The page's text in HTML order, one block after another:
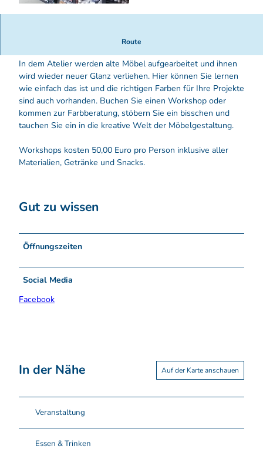
o
c
k
F
o
n
a
N
u
m
a
n
Route
Atelier für Mineral-, Milch- und Kreidefarben zum
In dem Atelier werden alte Möbel aufgearbeitet und ihnen
wird wieder neuer Glanz verliehen. Hier können Sie lernen
wie einfach das ist und die richtigen Farben für Ihre Projekte
sind auch vorhanden. Buchen Sie einen Workshop oder
kommen zur Farbberatung, stöbern Sie ein bisschen und
tauchen Sie ein in die kreative Welt der Möbelgestaltung.
Workshops kosten 50,00 Euro pro Person inklusive aller
Materialien, Getränke und Snacks.
Gut zu wissen
Öffnungszeiten
Social Media
Facebook
In der Nähe Auf der Karte anschauen
Veranstaltung
Essen & Trinken